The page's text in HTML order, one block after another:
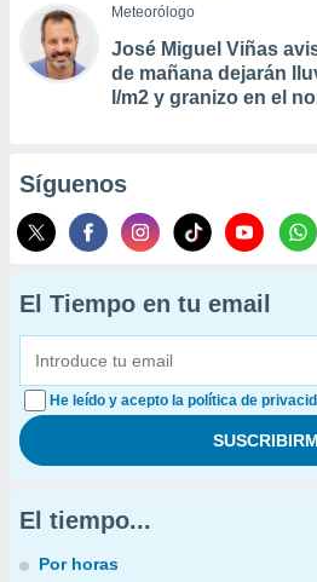
Meteorólogo
José Miguel Viñas
de mañana dejarán
l/m2 y granizo en el
Síguenos
El Tiempo en tu email
He leído y acepto la política de
El tiempo...
Por horas